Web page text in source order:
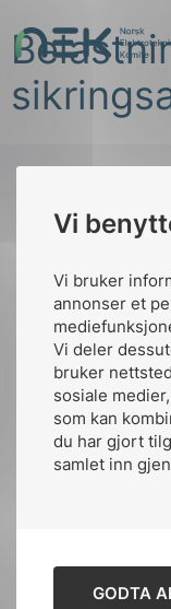
Vi
Vi bruker
annonser et
Vi deler
bruker
sosiale
som kan
du har gjort
samlet inn
GODTA
til
innhold
NEK
Søk
Kontakt oss
Ansatte
Kontakt
Designed and
Stem Agency